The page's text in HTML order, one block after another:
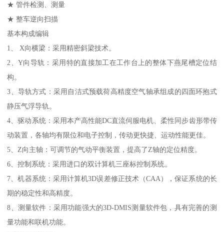
★ 管件检测、测量
★ 整车逆向扫描
基本构成编辑
1、 X向横梁：采用精密斜梁技术。
2、Y向导轨：采用特的直接加工在工作台上的整体下燕尾槽定位结
构。
3、导轨方式：采用自洁式预载荷高精度空气轴承组成的四面环抱式
静压气浮导轨。
4、驱动系统：采用本产高性能DC直流伺服电机、柔性同步齿形带传
动装置，各轴均有限位和电子控制，传动更快捷、运动性能更佳。
5、Z向主轴：可调节的气动平衡装置，提高了Z轴的定位精度。
6、控制系统：采用进口的双计算机三座标控制系统。
7、机器系统：采用计算机3D误差修正技术（CAA），保证系统的长
期的稳定性和高精度。
8、测量软件：采用功能强大的3D-DMIS测量软件包，具有完善的测
量功能和联机功能。